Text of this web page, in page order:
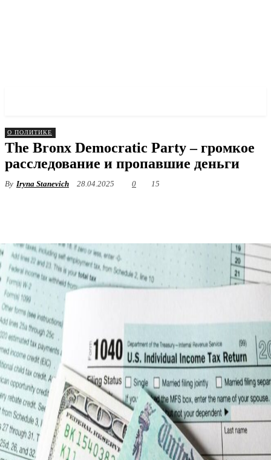
О ПОЛИТИКЕ
The Bronx Democratic Party – громкое
расследование и пропавшие деньги
By Iryna Stanevich 28.04.2025 0 15